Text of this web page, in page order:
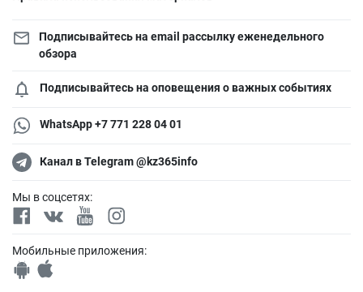
Подписывайтесь на email рассылку еженедельного
обзора
Подписывайтесь на оповещения о важных событиях
WhatsApp +7 771 228 04 01
Канал в Telegram @kz365info
Мы в соцсетях:
Мобильные приложения: